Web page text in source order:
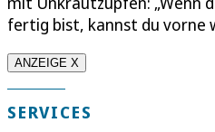
fertig bist, kannst du vorne
ANZEIGE X
SERVICES